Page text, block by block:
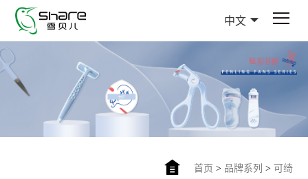
中文
首页 > 品牌系列 > 可绮